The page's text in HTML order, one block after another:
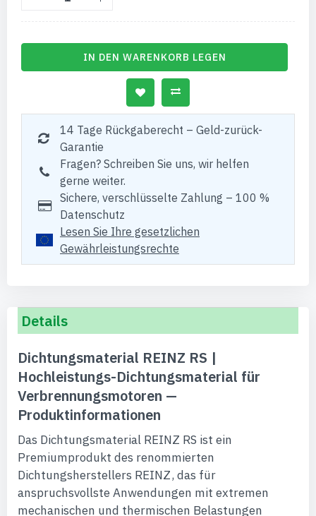
IN DEN WARENKORB LEGEN
14 Tage Rückgaberecht – Geld-zurück-
Garantie
Fragen? Schreiben Sie uns, wir helfen
gerne weiter.
Sichere, verschlüsselte Zahlung – 100 %
Datenschutz
Lesen Sie Ihre gesetzlichen
Gewährleistungsrechte
Details
Dichtungsmaterial REINZ RS |
Hochleistungs-Dichtungsmaterial für
Verbrennungsmotoren —
Produktinformationen
Das Dichtungsmaterial REINZ RS ist ein
Premiumprodukt des renommierten
Dichtungsherstellers REINZ, das für
anspruchsvollste Anwendungen mit extremen
mechanischen und thermischen Belastungen